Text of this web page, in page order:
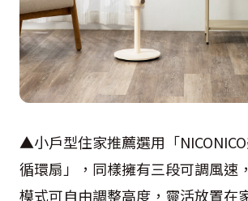
▲小戶型住家推薦選用「
循環扇」，同樣擁有三段可調風速
模式可自由調整高度，靈活放置在